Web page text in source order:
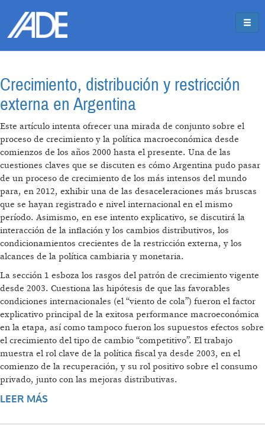
Crecimiento, distribución y restricción
externa en Argentina
Este artículo intenta ofrecer una mirada de conjunto sobre el
proceso de crecimiento y la política macroeconómica desde
comienzos de los años 2000 hasta el presente. Una de las
cuestiones claves que se discuten es cómo Argentina pudo pasar
de un proceso de crecimiento de los más intensos del mundo
para, en 2012, exhibir una de las desaceleraciones más bruscas
que se hayan registrado e nivel internacional en el mismo
período. Asimismo, en ese intento explicativo, se discutirá la
interacción de la inflación y los cambios distributivos, los
condicionamientos crecientes de la restricción externa, y los
alcances de la política cambiaria y monetaria.
La sección 1 esboza los rasgos del patrón de crecimiento vigente
desde 2003. Cuestiona las hipótesis de que las favorables
condiciones internacionales (el “viento de cola”) fueron el factor
explicativo principal de la exitosa performance macroeconómica
en la etapa, así como tampoco fueron los supuestos efectos sobre
el crecimiento del tipo de cambio “competitivo”. El trabajo
muestra el rol clave de la política fiscal ya desde 2003, en el
comienzo de la recuperación, y su rol positivo sobre el consumo
privado, junto con las mejoras distributivas.
LEER MÁS